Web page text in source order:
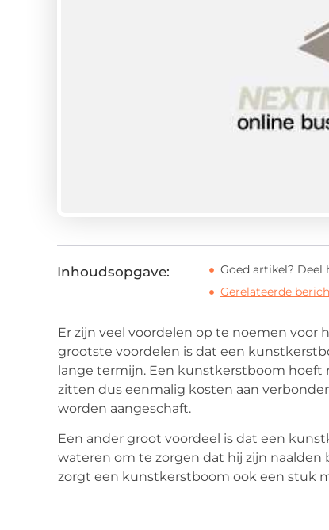
Inhoudsopgave:
Goed artikel? Deel
Gerelateerde
Er zijn veel voordelen op te noemen
grootste voordelen is dat een
lange termijn. Een kunstkerstboom hoeft
zitten dus eenmalig kosten aan
worden aangeschaft.
Een ander groot voordeel is dat een
wateren om te zorgen dat hij zijn
zorgt een kunstkerstboom ook een stuk